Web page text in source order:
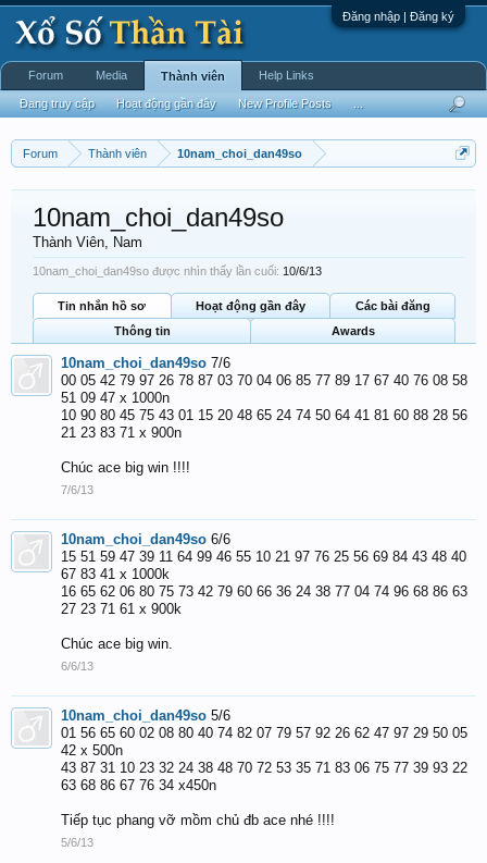
Đăng nhập | Đăng ký
Forum Thành viên 10nam_choi_dan49so
10nam_choi_dan49so
Thành Viên, Nam
10nam_choi_dan49so được nhìn thấy lần cuối: 10/6/13
Tin nhắn hồ sơ Hoạt động gần đây
Các bài đăng
Thông tin
Awards
10nam_choi_dan49so 7/6
00 05 42 79 97 26 78 87 03 70 04 06 85 77 89 17 67 40 76 08 58
51 09 47 x 1000n
10 90 80 45 75 43 01 15 20 48 65 24 74 50 64 41 81 60 88 28 56
21 23 83 71 x 900n
Chúc ace big win !!!!
7/6/13
10nam_choi_dan49so 6/6
15 51 59 47 39 11 64 99 46 55 10 21 97 76 25 56 69 84 43 48 40
67 83 41 x 1000k
16 65 62 06 80 75 73 42 79 60 66 36 24 38 77 04 74 96 68 86 63
27 23 71 61 x 900k
Chúc ace big win.
6/6/13
10nam_choi_dan49so 5/6
01 56 65 60 02 08 80 40 74 82 07 79 57 92 26 62 47 97 29 50 05
42 x 500n
43 87 31 10 23 32 24 38 48 70 72 53 35 71 83 06 75 77 39 93 22
63 68 86 67 76 34 x450n
Tiếp tục phang vỡ mồm chủ đb ace nhé !!!!
5/6/13
Forum Media Thành viên
Đang truy cập Hoạt động gần đây New Profile Posts
Help Links